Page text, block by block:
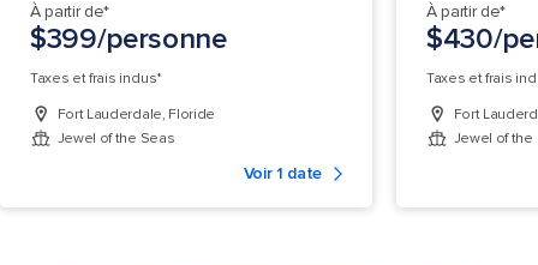
À partir de*
$399/personne
Taxes et frais inclus*
Fort Lauderdale, Floride
Jewel of the Seas
Voir 1 date
À partir de*
$430/
Taxes et frais
Fort
Jewel of the